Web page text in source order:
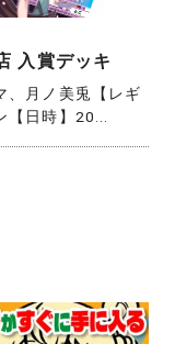
入賞デッキ
、月ノ美兎【レギ
日時】20...